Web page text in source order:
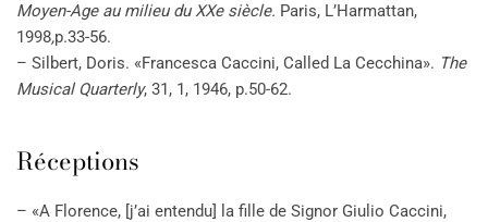
Moyen-Age au milieu du XXe siècle. Paris, L’Harmattan,
1998,p.33-56.
– Silbert, Doris. «Francesca Caccini, Called La Cecchina». The
Musical Quarterly, 31, 1, 1946, p.50-62.
Réceptions
– «A Florence, [j’ai entendu] la fille de Signor Giulio Caccini,